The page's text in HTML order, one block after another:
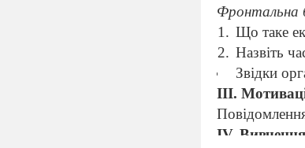
Фронтальна
Що таке
Назвіть
Звідки
ІІІ.
ІV.